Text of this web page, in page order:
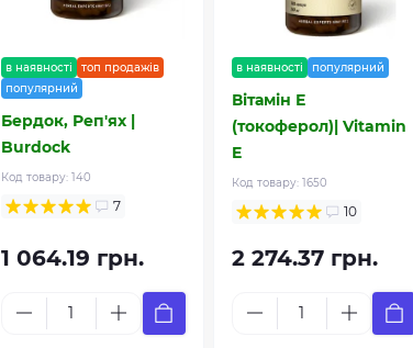
в наявності
топ продажів
популярний
Бердок, Реп'ях |
Burdock
Код товару: 140
7
1 064.19 грн.
в наявності популярний
Вітамін Е
(токоферол)| Vitamin
E
Код товару: 1650
10
2 274.37 грн.